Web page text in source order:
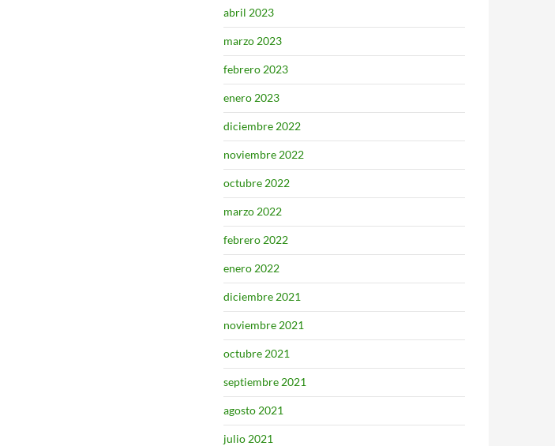
abril 2023
marzo 2023
febrero 2023
enero 2023
diciembre 2022
noviembre 2022
octubre 2022
marzo 2022
febrero 2022
enero 2022
diciembre 2021
noviembre 2021
octubre 2021
septiembre 2021
agosto 2021
julio 2021